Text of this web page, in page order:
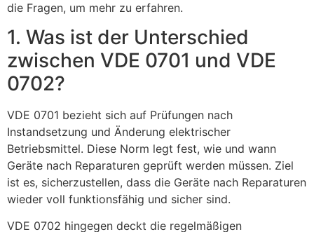
die Fragen, um mehr zu erfahren.
1. Was ist der Unterschied
zwischen VDE 0701 und VDE
0702?
VDE 0701 bezieht sich auf Prüfungen nach
Instandsetzung und Änderung elektrischer
Betriebsmittel. Diese Norm legt fest, wie und wann
Geräte nach Reparaturen geprüft werden müssen. Ziel
ist es, sicherzustellen, dass die Geräte nach Reparaturen
wieder voll funktionsfähig und sicher sind.
VDE 0702 hingegen deckt die regelmäßigen